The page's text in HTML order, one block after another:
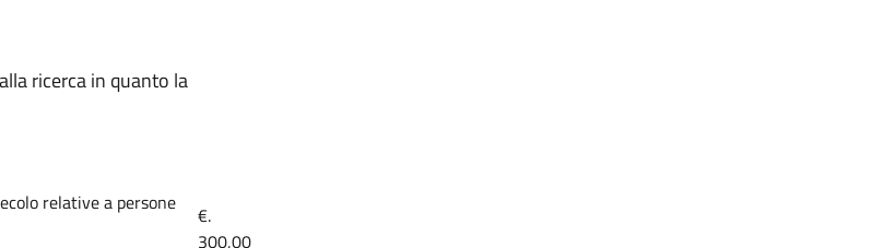
ricerca in quanto la
relative a persone
€.
300,00